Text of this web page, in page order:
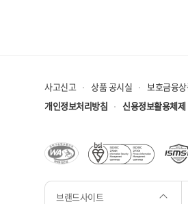
사고신고 상품 공시실 보호금융
개인정보처리방침
신용정보활용체제
브랜드사이트